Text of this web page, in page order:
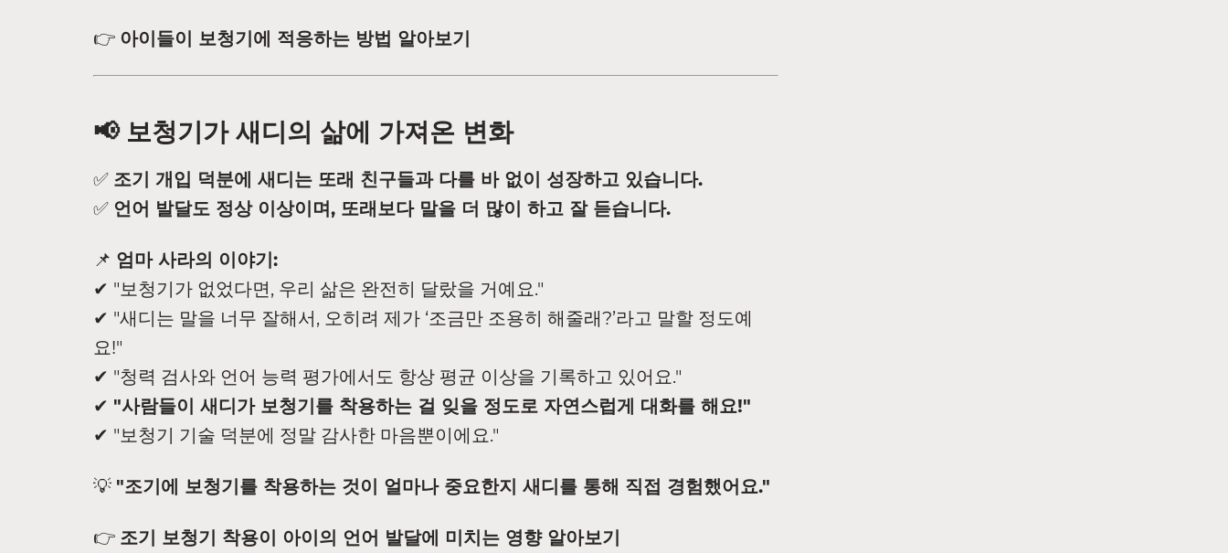
👉 아이들이 보청기에 적응하는 방법 알아보기
📢 보청기가 새디의 삶에 가져온 변화
✅ 조기 개입 덕분에 새디는 또래 친구들과 다를 바 없이 성장하고 있습니다.
✅ 언어 발달도 정상 이상이며, 또래보다 말을 더 많이 하고 잘 듣습니다.
📌 엄마 사라의 이야기:
✔ "보청기가 없었다면, 우리 삶은 완전히 달랐을 거예요."
✔ "새디는 말을 너무 잘해서, 오히려 제가 ‘조금만 조용히 해줄래?’라고 말할 정도예
요!"
✔ "청력 검사와 언어 능력 평가에서도 항상 평균 이상을 기록하고 있어요."
✔ "사람들이 새디가 보청기를 착용하는 걸 잊을 정도로 자연스럽게 대화를 해요!"
✔ "보청기 기술 덕분에 정말 감사한 마음뿐이에요."
💡 "조기에 보청기를 착용하는 것이 얼마나 중요한지 새디를 통해 직접 경험했어요."
👉 조기 보청기 착용이 아이의 언어 발달에 미치는 영향 알아보기